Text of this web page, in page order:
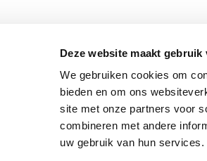
Deze website maakt gebruik
We gebruiken cookies om
bieden en om ons
site met onze partners voor
combineren met andere
uw gebruik van hun services.
Certifications
Waterleiding